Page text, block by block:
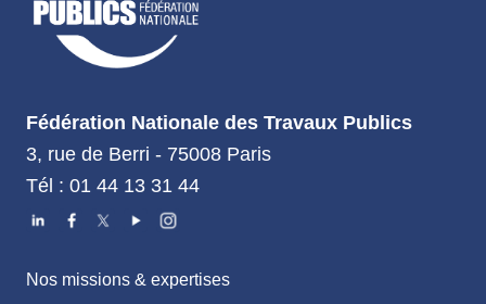
Fédération Nationale des Travaux Publics
3, rue de Berri - 75008 Paris
Tél : 01 44 13 31 44
Nos missions & expertises